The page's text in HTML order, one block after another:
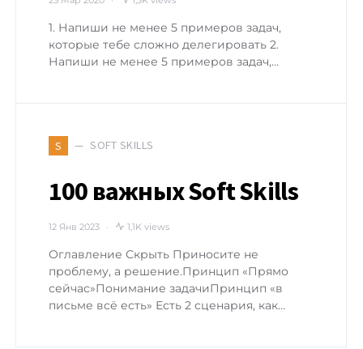
1. Напиши не менее 5 примеров задач,
которые тебе сложно делегировать 2.
Напиши не менее 5 примеров задач,…
S SOFT SKILLS
100 важных Soft Skills
12 Янв 2023 1,1K views
Оглавление Скрыть Приносите не
проблему, а решение.Принцип «Прямо
сейчас»Понимание задачиПринцип «в
письме всё есть» Есть 2 сценария, как…